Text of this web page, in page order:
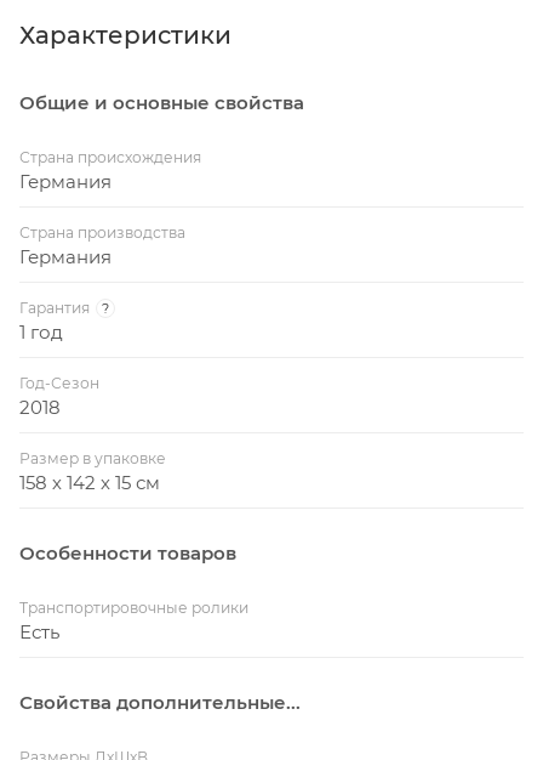
Стальной профиль рамы: 50 х 30 мм
Диаматер колесиков: 128 мм
Характеристики
Общие и основные свойства
Страна происхождения
Германия
Страна производства
Германия
Гарантия ?
1 год
Год-Сезон
2018
Размер в упаковке
158 х 142 х 15 см
Особенности товаров
Транспортировочные ролики
Есть
Свойства дополнительные...